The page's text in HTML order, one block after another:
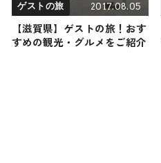
ゲストの旅 2017.08.05
【滋賀県】ゲストの旅！おす
すめの観光・グルメをご紹介